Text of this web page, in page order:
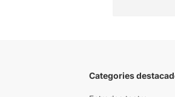
Categories